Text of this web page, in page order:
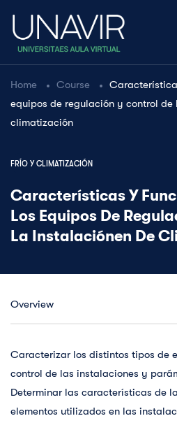
Home Course
equipos de regulación y control
climatización
FRÍO Y CLIMATIZACIÓN
Características Y
Los Equipos De
La Instalaciónen De
Overview
Caracterizar los distintos tipos de
control de las instalaciones y
Determinar las características de
elementos utilizados en las